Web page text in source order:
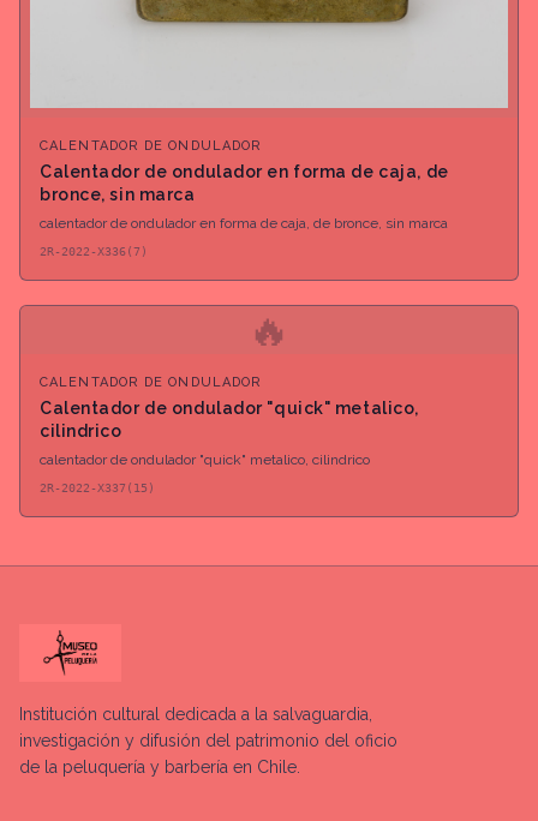
CALENTADOR DE ONDULADOR
Calentador de ondulador en forma de caja, de
bronce, sin marca
calentador de ondulador en forma de caja, de bronce, sin marca
2R-2022-X336(7)
🔥
CALENTADOR DE ONDULADOR
Calentador de ondulador "quick" metalico,
cilindrico
calentador de ondulador "quick" metalico, cilindrico
2R-2022-X337(15)
Institución cultural dedicada a la salvaguardia,
investigación y difusión del patrimonio del oficio
de la peluquería y barbería en Chile.